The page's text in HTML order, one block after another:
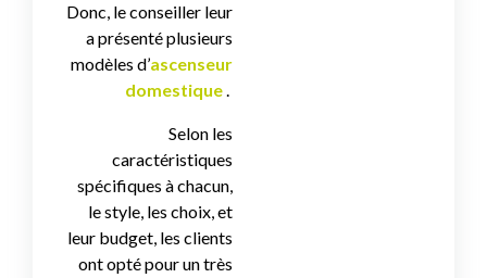
Donc, le conseiller leur
a présenté plusieurs
modèles d’ascenseur
domestique.
Selon les
caractéristiques
spécifiques à chacun,
le style, les choix, et
leur budget, les clients
ont opté pour un très